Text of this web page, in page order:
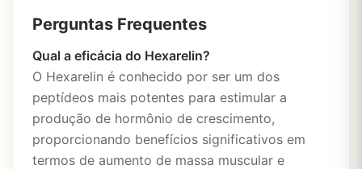
Perguntas Frequentes
Qual a eficácia do Hexarelin?
O Hexarelin é conhecido por ser um dos
peptídeos mais potentes para estimular a
produção de hormônio de crescimento,
proporcionando benefícios significativos em
termos de aumento de massa muscular e